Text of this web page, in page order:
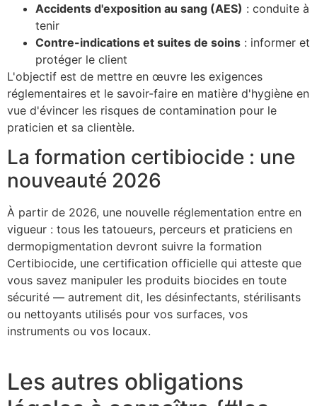
Accidents d'exposition au sang (AES) : conduite à
tenir
Contre-indications et suites de soins : informer et
protéger le client
L'objectif est de mettre en œuvre les exigences
réglementaires et le savoir-faire en matière d'hygiène en
vue d'évincer les risques de contamination pour le
praticien et sa clientèle.
La formation certibiocide : une
nouveauté 2026
À partir de 2026, une nouvelle réglementation entre en
vigueur : tous les tatoueurs, perceurs et praticiens en
dermopigmentation devront suivre la formation
Certibiocide, une certification officielle qui atteste que
vous savez manipuler les produits biocides en toute
sécurité — autrement dit, les désinfectants, stérilisants
ou nettoyants utilisés pour vos surfaces, vos
instruments ou vos locaux.
Les autres obligations